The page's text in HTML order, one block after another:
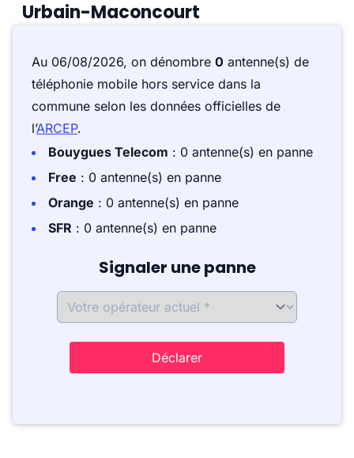
Urbain-Maconcourt
Au 06/08/2026, on dénombre 0 antenne(s) de
téléphonie mobile hors service dans la
commune selon les données officielles de
l’ARCEP.
Bouygues Telecom : 0 antenne(s) en panne
Free : 0 antenne(s) en panne
Orange : 0 antenne(s) en panne
SFR : 0 antenne(s) en panne
Signaler une panne
Déclarer